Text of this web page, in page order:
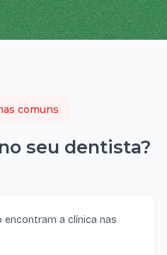
comuns
seu dentista?
encontram a clínica nas